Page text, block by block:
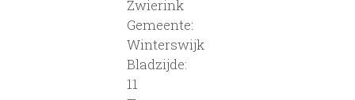
Zwierink
Gemeente:
Winterswijk
Bladzijde:
11